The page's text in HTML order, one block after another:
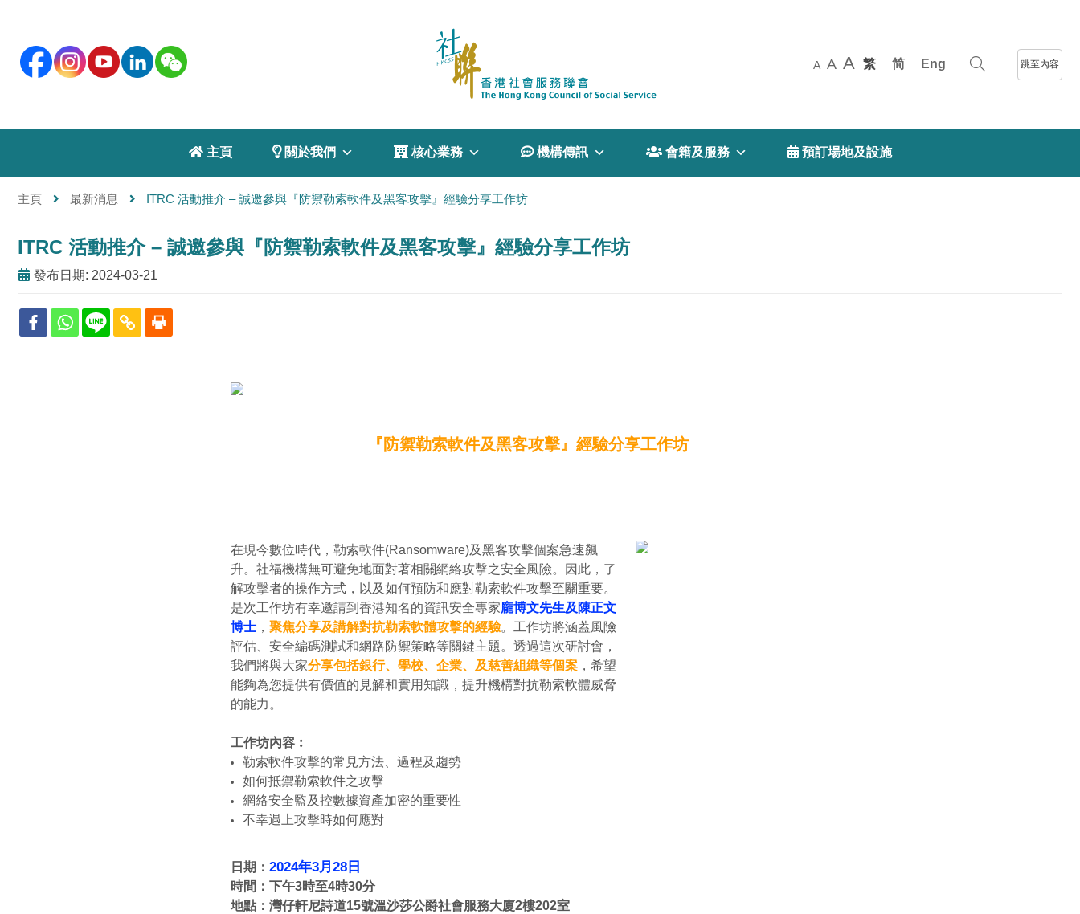
A A A 繁 简 Eng 跳至內容
 主頁  關於我們  核心業務  機構傳訊  會籍及服務  預訂場地及設施
主頁 最新消息 ITRC 活動推介 – 誠邀參與『防禦勒索軟件及黑客攻擊』經驗分享工作坊
ITRC 活動推介 – 誠邀參與『防禦勒索軟件及黑客攻擊』經驗分享工作坊
發布日期: 2024-03-21
『防禦勒索軟件及黑客攻擊』經驗分享工作坊
在現今數位時代，勒索軟件(Ransomware)及黑客攻擊個案急速飆
升。社福機構無可避免地面對著相關網絡攻擊之安全風險。因此，了
解攻擊者的操作方式，以及如何預防和應對勒索軟件攻擊至關重要。
是次工作坊有幸邀請到香港知名的資訊安全專家龐博文先生及陳正文
博士 ， 聚焦分享及講解對抗勒索軟體攻擊的經驗。工作坊將涵蓋風險
評估、安全編碼測試和網路防禦策略等關鍵主題。透過這次研討會，
我們將與大家分享包括銀行、學校、企業、及慈善組織等個案 ，希望
能夠為您提供有價值的見解和實用知識，提升機構對抗勒索軟體威脅
的能力。
工作坊內容︰
勒索軟件攻擊的常見方法、過程及趨勢
如何抵禦勒索軟件之攻擊
網絡安全監及控數據資產加密的重要性
不幸遇上攻擊時如何應對
日期： 2024年3月 28 日
時間：下午3時至4時30分
地點：灣仔軒尼詩道15號溫沙莎公爵社會服務大廈2樓202室